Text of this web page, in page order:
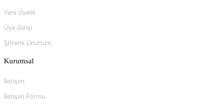
Yeni Üyelik
Üye Girişi
Şifremi Unuttum
Kurumsal
İletişim
İletişim Formu